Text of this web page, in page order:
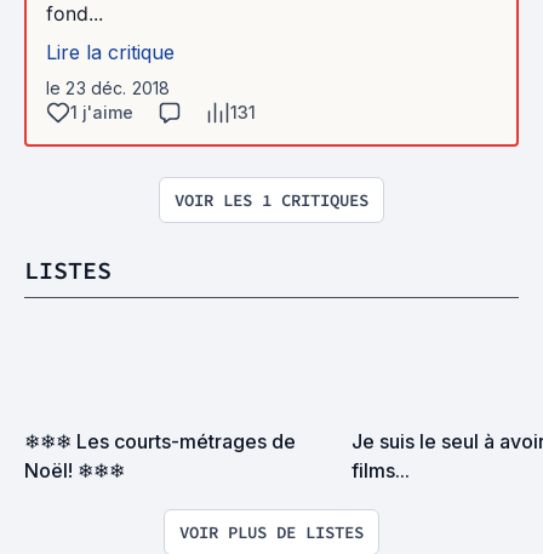
fond...
Lire la critique
le 23 déc. 2018
1 j'aime
131
VOIR LES 1 CRITIQUES
LISTES
❄❄❄ Les courts-métrages de
Noël! ❄❄❄
Je suis le seul à
films...
VOIR PLUS DE LISTES